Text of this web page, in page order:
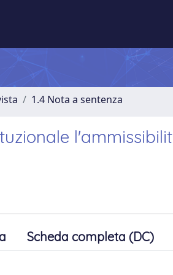
1.4 Nota a sentenza
Scheda completa (DC)